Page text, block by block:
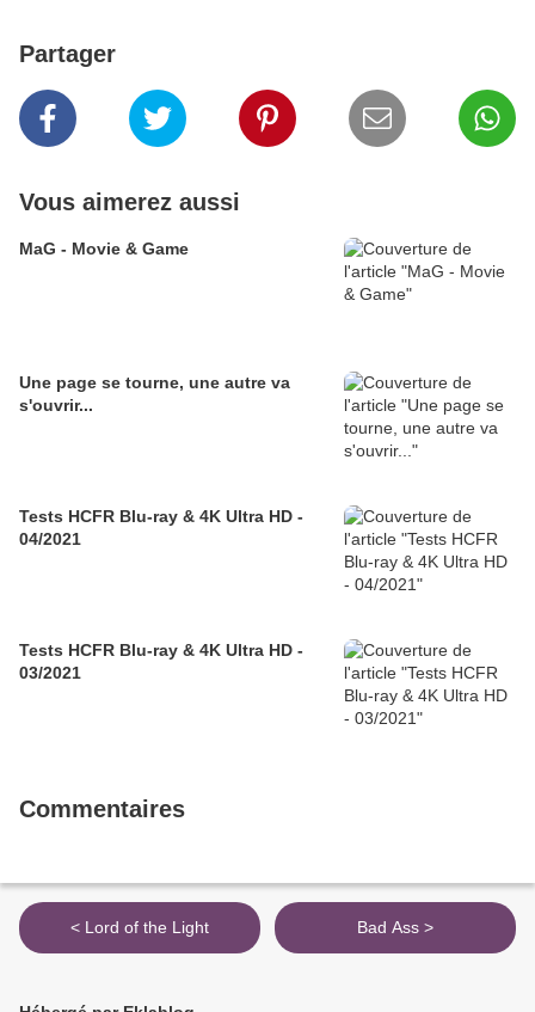
Partager
Vous aimerez aussi
MaG - Movie & Game
Une page se tourne, une autre va
s'ouvrir...
Tests HCFR Blu-ray & 4K Ultra HD -
04/2021
Tests HCFR Blu-ray & 4K Ultra HD -
03/2021
Commentaires
< Lord of the Light Bad Ass >